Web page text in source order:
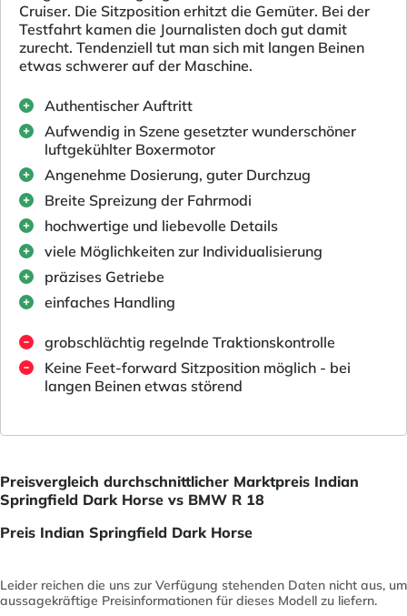
Cruiser. Die Sitzposition erhitzt die Gemüter. Bei der
Testfahrt kamen die Journalisten doch gut damit
zurecht. Tendenziell tut man sich mit langen Beinen
etwas schwerer auf der Maschine.
Authentischer Auftritt
Aufwendig in Szene gesetzter wunderschöner
luftgekühlter Boxermotor
Angenehme Dosierung, guter Durchzug
Breite Spreizung der Fahrmodi
hochwertige und liebevolle Details
viele Möglichkeiten zur Individualisierung
präzises Getriebe
einfaches Handling
grobschlächtig regelnde Traktionskontrolle
Keine Feet-forward Sitzposition möglich - bei
langen Beinen etwas störend
Preisvergleich durchschnittlicher Marktpreis Indian
Springfield Dark Horse vs BMW R 18
Preis Indian Springfield Dark Horse
Leider reichen die uns zur Verfügung stehenden Daten nicht aus, um
aussagekräftige Preisinformationen für dieses Modell zu liefern.